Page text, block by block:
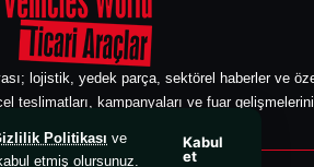
Politikası ve
etmiş olursunuz.
Kabul
et
lojistik, yedek parça, sektörel haberler ve
teslimatları, kampanyaları ve fuar